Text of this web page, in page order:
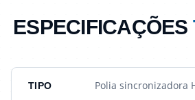
ESPECIFICAÇÕES
TIPO Polia sincronizadora